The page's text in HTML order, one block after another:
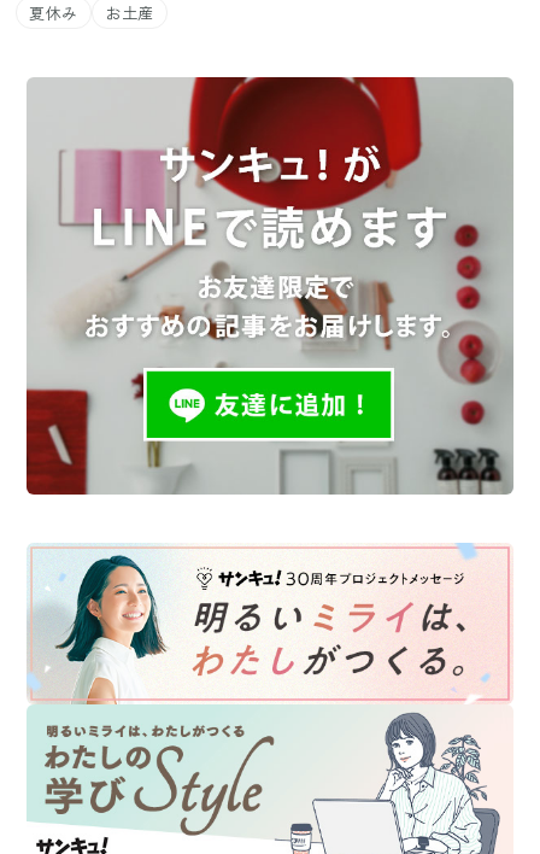
夏休み
お土産